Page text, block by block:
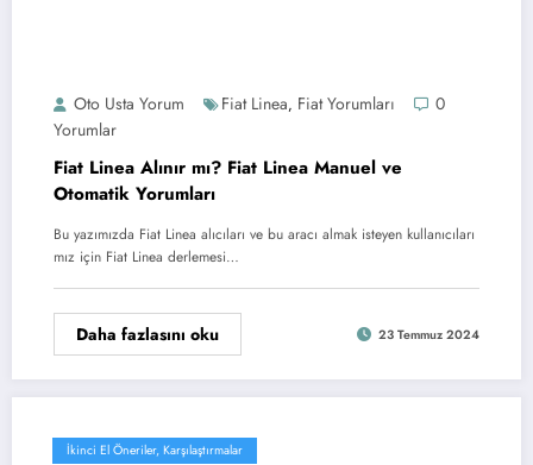
Oto Usta Yorum Fiat Linea, Fiat Yorumları
0
Yorumlar
Fiat Linea Alınır mı? Fiat Linea Manuel ve
Otomatik Yorumları
Bu yazımızda Fiat Linea alıcıları ve bu aracı almak isteyen kullanıcıları
mız için Fiat Linea derlemesi…
Daha fazlasını oku 23 Temmuz 2024
İkinci El Öneriler, Karşılaştırmalar